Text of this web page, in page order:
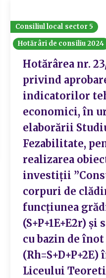
Consiliul local sector 5
Hotărâri de consiliu 2024
Hotărârea nr.
privind
indicatorilor
economici, în
elaborării
Fezabilitate,
realizarea
investiții
corpuri de
funcțiunea
(S+P+1E+E2r) și
cu bazin de înot
Liceului